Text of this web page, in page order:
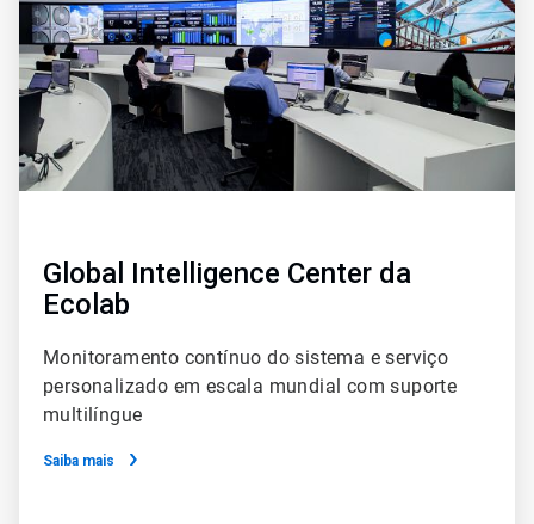
Global Intelligence Center da
Ecolab
Monitoramento contínuo do sistema e serviço
personalizado em escala mundial com suporte
multilíngue
Saiba mais